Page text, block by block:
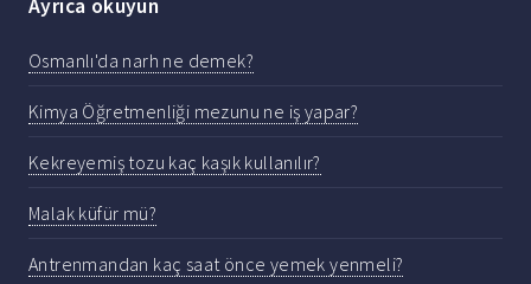
Ayrıca okuyun
Osmanlı'da narh ne demek?
Kimya Öğretmenliği mezunu ne iş yapar?
Kekreyemiş tozu kaç kaşık kullanılır?
Malak küfür mü?
Antrenmandan kaç saat önce yemek yenmeli?